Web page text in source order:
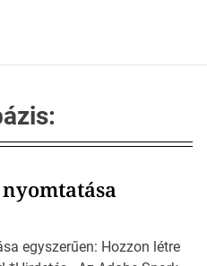
nyomtatása
egyszerűen: Hozzon létre